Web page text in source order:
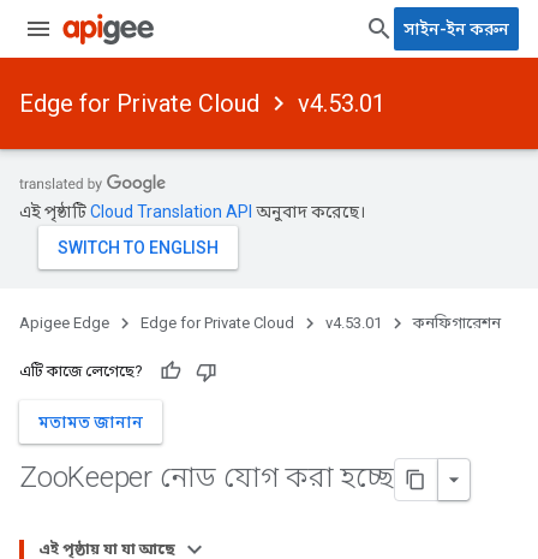
সাইন-ইন করুন
Edge for Private Cloud v4.53.01
এই পৃষ্ঠাটিCloud Translation API অনুবাদ করেছে।
Apigee Edge Edge for Private Cloud v4.53.01 কনফিগারেশন
এটি কাজে লেগেছে?
মতামত জানান
ZooKeeper নোড যোগ করা হচ্ছে
এই পৃষ্ঠায় যা যা আছে